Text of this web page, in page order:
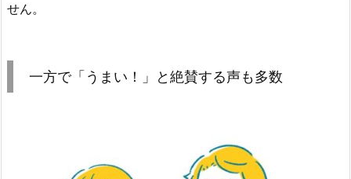
せん。
一方で「うまい！」と絶賛する声も多数